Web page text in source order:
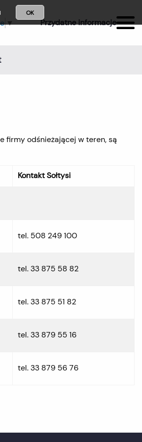
OK
▼ Przydatne informacje
firmy odśnieżającej w teren, są
Kontakt Sołtysi
tel. 508 249 100
tel. 33 875 58 82
tel. 33 875 51 82
tel. 33 879 55 16
tel. 33 879 56 76